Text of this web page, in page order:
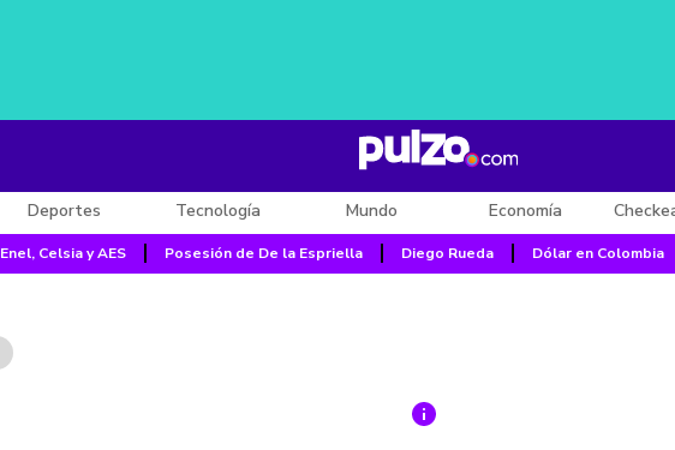
Deportes Tecnología Mundo Economía
Enel, Celsia y AES Posesión de De la Espriella Diego Rueda Dólar en Colombia